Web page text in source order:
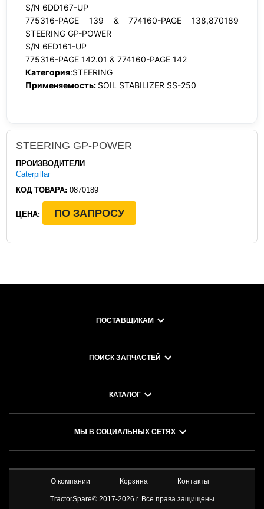
S/N 6DD167-UP
775316-PAGE 139 & 774160-PAGE 138,870189
STEERING GP-POWER
S/N 6ED161-UP
775316-PAGE 142.01 & 774160-PAGE 142
Категория:STEERING
Применяемость: SOIL STABILIZER SS-250
STEERING GP-POWER
ПРОИЗВОДИТЕЛИ
Caterpillar
КОД ТОВАРА: 0870189
ЦЕНА: ПО ЗАПРОСУ
ПОСТАВЩИКАМ
ПОИСК ЗАПЧАСТЕЙ
КАТАЛОГ
МЫ В СОЦИАЛЬНЫХ СЕТЯХ
О компании Корзина Контакты
TractorSpare© 2017-2026 г. Все права защищены